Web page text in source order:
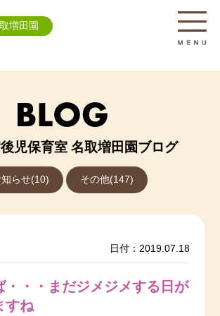
増田園
児保育室 名取増田園ブログ
知らせ(10) その他(147)
日付：2019.07.18
・・・まだジメジメする日が
すね